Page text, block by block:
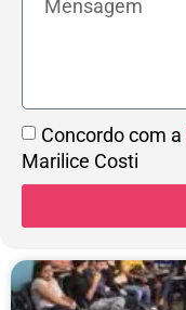
Concordo com a
Marilice Costi